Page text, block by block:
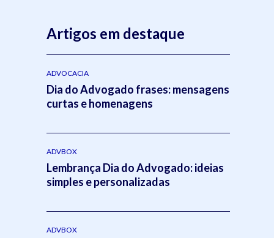
Artigos em destaque
ADVOCACIA
Dia do Advogado frases: mensagens
curtas e homenagens
ADVBOX
Lembrança Dia do Advogado: ideias
simples e personalizadas
ADVBOX